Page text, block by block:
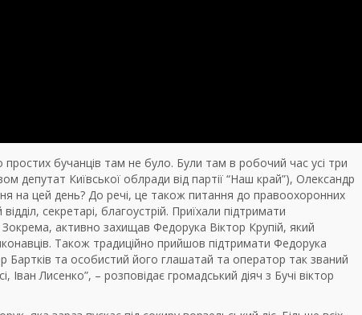
бучанців там не було. Були там в робочий час усі три
депутат Київської облради від партії “Наш край”), Олександр
на цей день? До речі, це також питання до правоохоронних
секретарі, благоустрій. Приїхали підтримати
активно захищав Федорука Віктор Крупій, який
Також традиційно прийшов підтримати Федорука
Бартків та особистий його глашатай та оператор так званий
Іван Лисенко”, – розповідає громадський діяч з Бучі віктор